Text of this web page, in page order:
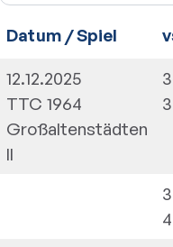
Datum / Spiel
12.12.2025
TTC 1964
Großaltenstädten
II
3
4